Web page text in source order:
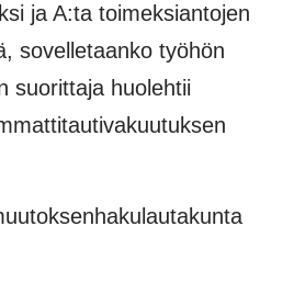
ja A:ta toimeksiantojen
sovelletaanko työhön
suorittaja huolehtii